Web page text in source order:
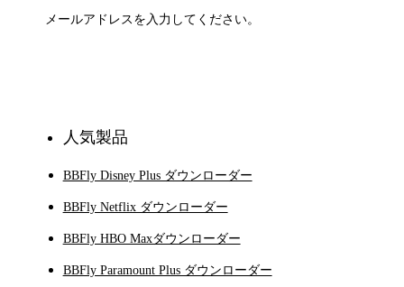
人気製品
BBFly Disney Plus ダウンローダー
BBFly Netflix ダウンローダー
BBFly HBO Maxダウンローダー
BBFly Paramount Plus ダウンローダー